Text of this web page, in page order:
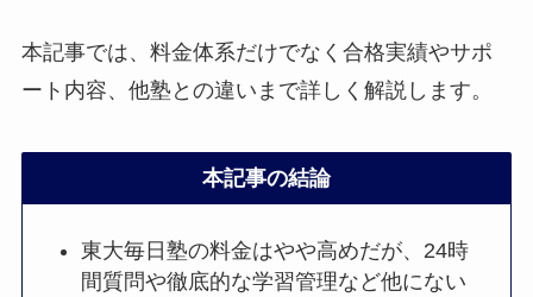
本記事では、料金体系だけでなく合格実績やサポ
ート内容、他塾との違いまで詳しく解説します。
本記事の結論
東大毎日塾の料金はやや高めだが、24時
間質問や徹底的な学習管理など他にない